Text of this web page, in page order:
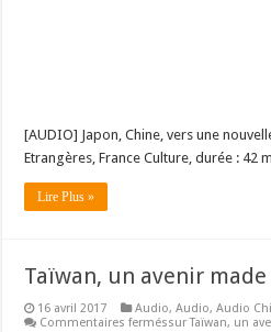
[AUDIO] Japon, Chine, vers une
Etrangères, France Culture, durée : 42
Lire Plus »
Taïwan, un avenir
16 avril 2017 Audio,Audio,Audio
Commentaires ferméssur Taïwan, un